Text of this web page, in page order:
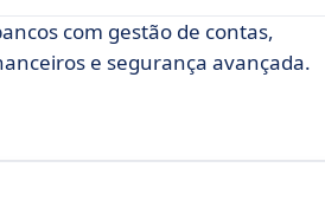
com gestão de contas,
e segurança avançada.